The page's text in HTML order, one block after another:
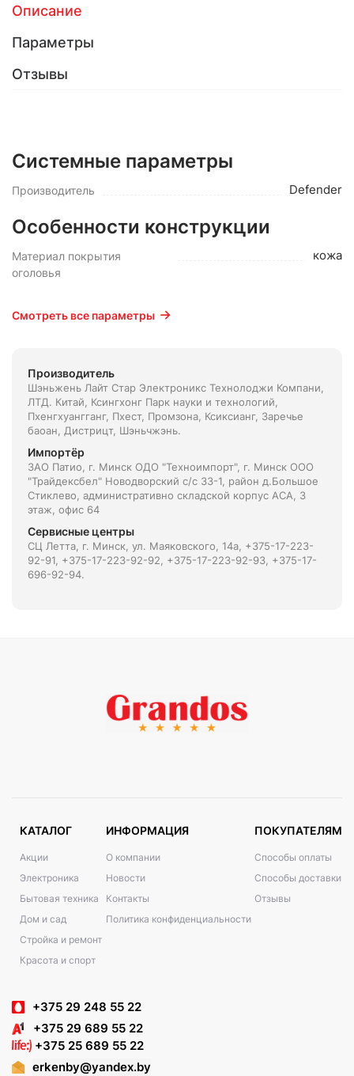
Описание
Параметры
Отзывы
Системные параметры
Производитель Defender
Особенности конструкции
Материал покрытия
оголовья
кожа
Смотреть все параметры
Производитель
Шэньжень Лайт Стар Электроникс Технолоджи Компани,
ЛТД. Китай, Ксингхонг Парк науки и технологий,
Пхенгхуангганг, Пхест, Промзона, Ксиксианг, Заречье
баоан, Дистрицт, Шэньчжэнь.
Импортёр
ЗАО Патио, г. Минск ОДО "Техноимпорт", г. Минск ООО
"Трайдексбел" Новодворский с/с 33-1, район д.Большое
Стиклево, административно складской корпус АСА, 3
этаж, офис 64
Сервисные центры
СЦ Летта, г. Минск, ул. Маяковского, 14а, +375-17-223-
92-91, +375-17-223-92-92, +375-17-223-92-93, +375-17-
696-92-94.
КАТАЛОГ
Акции
Электроника
Бытовая техника
Дом и сад
Стройка и ремонт
Красота и спорт
ИНФОРМАЦИЯ
О компании
Новости
Контакты
Политика конфиденциальности
ПОКУПАТЕЛЯМ
Способы оплаты
Способы доставки
Отзывы
+375 29 248 55 22
+375 29 689 55 22
+375 25 689 55 22
erkenby@yandex.by